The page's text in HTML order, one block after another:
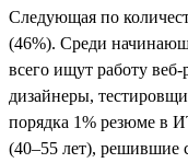
Следующая по
(46%). Среди
всего ищут работу
дизайнеры,
порядка 1% резюме в
(40–55 лет), решившие